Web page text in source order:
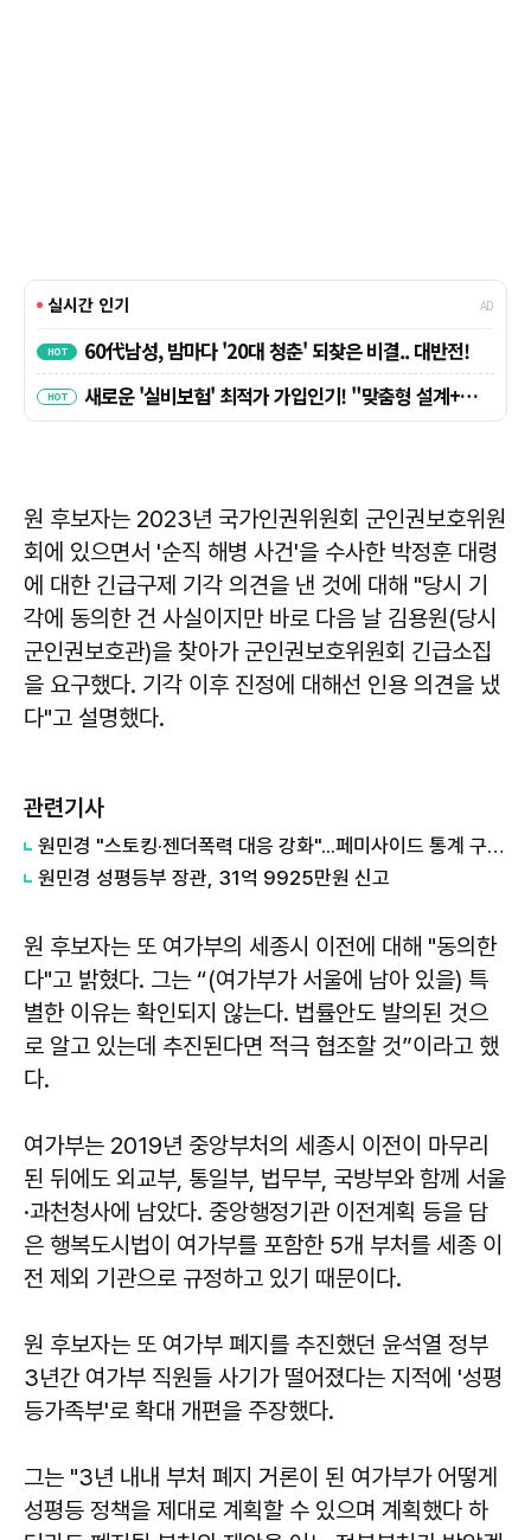
원 후보자는 2023년 국가인권위원회 군인권보호위원
회에 있으면서 '순직 해병 사건'을 수사한 박정훈 대령
에 대한 긴급구제 기각 의견을 낸 것에 대해 "당시 기
각에 동의한 건 사실이지만 바로 다음 날 김용원(당시
군인권보호관)을 찾아가 군인권보호위원회 긴급소집
을 요구했다. 기각 이후 진정에 대해선 인용 의견을 냈
다"고 설명했다.
관련기사
원민경 "스토킹·젠더폭력 대응 강화"...페미사이드 통계 구축 추진
원민경 성평등부 장관, 31억 9925만원 신고
원 후보자는 또 여가부의 세종시 이전에 대해 "동의한
다"고 밝혔다. 그는 “(여가부가 서울에 남아 있을) 특
별한 이유는 확인되지 않는다. 법률안도 발의된 것으
로 알고 있는데 추진된다면 적극 협조할 것”이라고 했
다.
여가부는 2019년 중앙부처의 세종시 이전이 마무리
된 뒤에도 외교부, 통일부, 법무부, 국방부와 함께 서울
·과천청사에 남았다. 중앙행정기관 이전계획 등을 담
은 행복도시법이 여가부를 포함한 5개 부처를 세종 이
전 제외 기관으로 규정하고 있기 때문이다.
원 후보자는 또 여가부 폐지를 추진했던 윤석열 정부
3년간 여가부 직원들 사기가 떨어졌다는 지적에 '성평
등가족부'로 확대 개편을 주장했다.
그는 "3년 내내 부처 폐지 거론이 된 여가부가 어떻게
성평등 정책을 제대로 계획할 수 있으며 계획했다 하